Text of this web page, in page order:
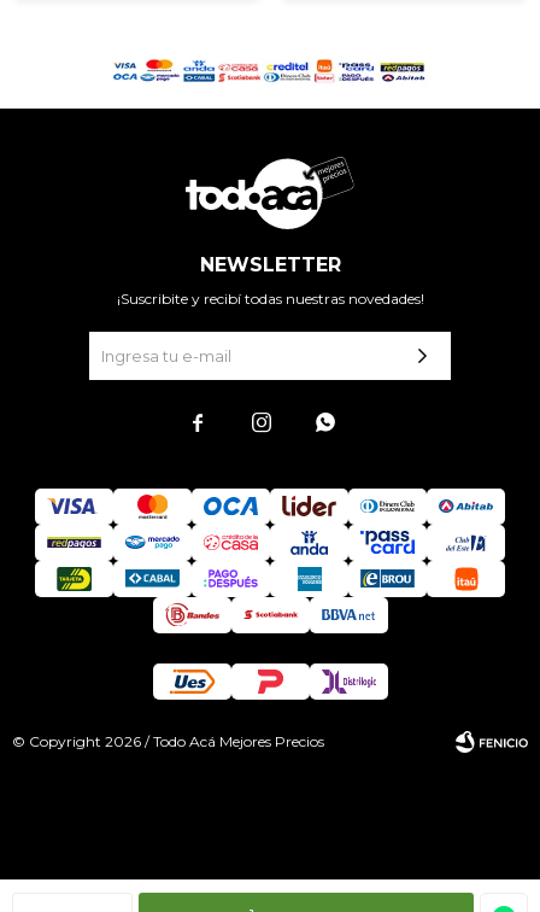
NEWSLETTER
¡Suscribite y recibí todas nuestras novedades!
  
© Copyright 2026 / Todo Acá Mejores Precios
Fenicio